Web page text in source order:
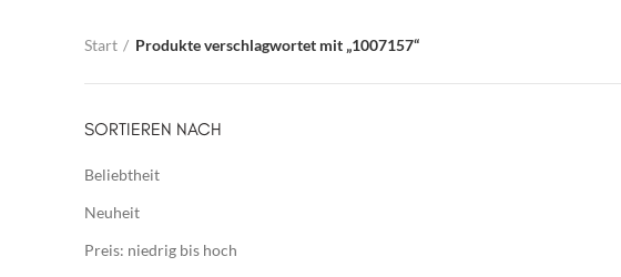
Start Produkte verschlagwortet mit „1007157“
SORTIEREN NACH
Beliebtheit
Neuheit
Preis: niedrig bis hoch